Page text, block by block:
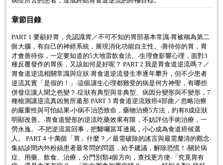
章節目錄
PART 1 要顧好胃，先認識胃／不可不知的胃部基本常識‧胃被稱為第二
個大腦，有自己的神經系統，展現消化功能自主性。‧善待你的胃，胃
才會善待你，一定要知道的5大地雷飲食法。‧生理會影響心理，面對3
種反覆發作的胃疾，又該如何是好呢？ PART 2 我是胃食道逆流嗎？／
胃食道逆流相關常識與症狀‧胃食道逆流發生率逐年攀升，但不少患者
逆流其實「是假的！」‧這個讓生心理都難受的病是何方神聖，有哪些
併發症讓人聞之色變？‧症狀有典型與非典型、病因分變形與不變形，7
種檢測讓逆流真凶無所遁形 PART 3 胃食道逆流致癌4部曲／忽略治療
的嚴重性與可怕結果‧小病不治恐致命，藥物治療5方法，約有8成症狀
明顯改善。‧胃食道變形的逆流吃藥效果有限，不妨評估手術治療，一
勞永逸。‧不把逆流當回事，把醫囑當耳邊風，小心成為食道癌候選
人。 PART 4 十萬個「胃」什麼？／最需破除的謠言與最需釐清的觀念‧
集結診間內外粉絲患者最常問的問題，給予建議，解除恐慌！‧關於病
症、用藥、飲食、治療，分門別類4個方向，查找更方便‧「究竟胃有